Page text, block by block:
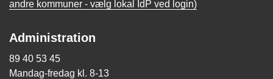
andre kommuner - vælg lokal IdP ved login)
Administration
89 40 53 45
Mandag-fredag kl. 8-13